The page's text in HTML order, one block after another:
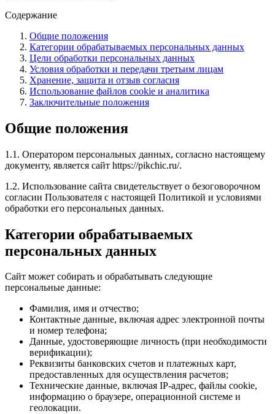
Содержание
Общие положения
Категории обрабатываемых персональных данных
Цели обработки персональных данных
Условия обработки и передачи третьим лицам
Хранение, защита и отзыв согласия
Использование файлов cookie и аналитика
Заключительные положения
Общие положения
1.1. Оператором персональных данных, согласно настоящему
документу, является сайт https://pikchic.ru/.
1.2. Использование сайта свидетельствует о безоговорочном
согласии Пользователя с настоящей Политикой и условиями
обработки его персональных данных.
Категории обрабатываемых
персональных данных
Сайт может собирать и обрабатывать следующие
персональные данные:
Фамилия, имя и отчество;
Контактные данные, включая адрес электронной почты
и номер телефона;
Данные, удостоверяющие личность (при необходимости
верификации);
Реквизиты банковских счетов и платежных карт,
предоставленных для осуществления расчетов;
Технические данные, включая IP-адрес, файлы cookie,
информацию о браузере, операционной системе и
геолокации.